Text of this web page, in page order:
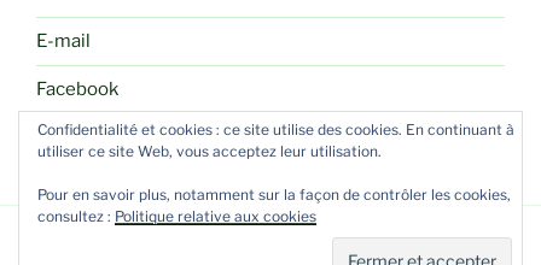
E-mail
Facebook
Confidentialité et cookies : ce site utilise des cookies. En continuant à
utiliser ce site Web, vous acceptez leur utilisation.
Pour en savoir plus, notamment sur la façon de contrôler les cookies,
consultez : Politique relative aux cookies